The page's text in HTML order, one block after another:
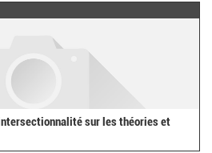
sur les théories et